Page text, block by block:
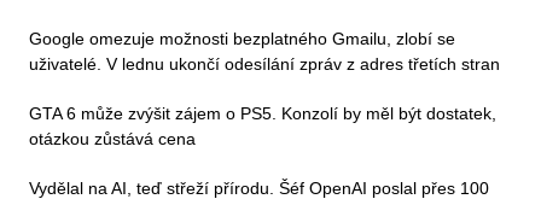
Google omezuje možnosti bezplatného Gmailu, zlobí se
uživatelé. V lednu ukončí odesílání zpráv z adres třetích stran
GTA 6 může zvýšit zájem o PS5. Konzolí by měl být dostatek,
otázkou zůstává cena
Vydělal na AI, teď střeží přírodu. Šéf OpenAI poslal přes 100